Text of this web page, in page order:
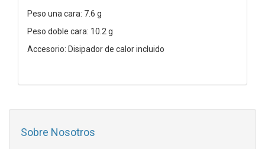
Peso una cara: 7.6 g
Peso doble cara: 10.2 g
Accesorio: Disipador de calor incluido
Sobre Nosotros